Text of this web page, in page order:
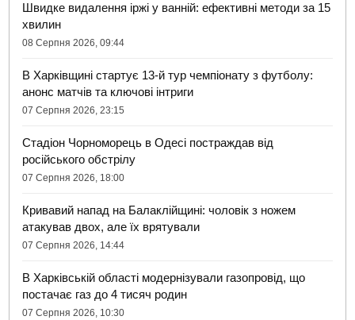
Швидке видалення іржі у ванній: ефективні методи за 15
хвилин
08 Серпня 2026, 09:44
В Харківщині стартує 13-й тур чемпіонату з футболу:
анонс матчів та ключові інтриги
07 Серпня 2026, 23:15
Стадіон Чорноморець в Одесі постраждав від
російського обстрілу
07 Серпня 2026, 18:00
Кривавий напад на Балаклійщині: чоловік з ножем
атакував двох, але їх врятували
07 Серпня 2026, 14:44
В Харківській області модернізували газопровід, що
постачає газ до 4 тисяч родин
07 Серпня 2026, 10:30